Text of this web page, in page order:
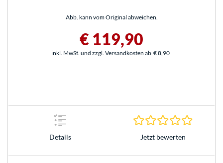
Abb. kann vom Original abweichen.
€ 119,90
inkl. MwSt. und zzgl. Versandkosten ab € 8,90
Details Jetzt bewerten